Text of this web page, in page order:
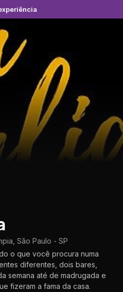
São Paulo - SP
o que você procura numa
diferentes, dois bares,
semana até de madrugada e
fizeram a fama da casa.